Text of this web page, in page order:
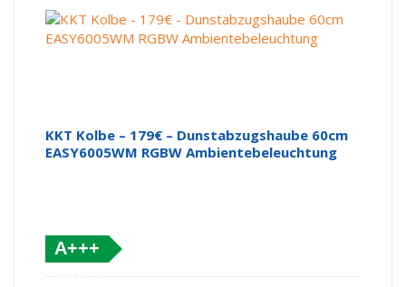
KKT Kolbe – 179€ – Dunstabzugshaube 60cm
EASY6005WM RGBW Ambientebeleuchtung
A+++